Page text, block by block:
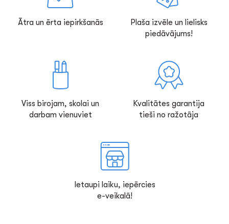
Ātra un ērta iepirkšanās
Plaša izvēle un lielisks
piedāvājums!
Viss birojam, skolai un
darbam vienuviet
Kvalitātes garantija
tieši no ražotāja
Ietaupi laiku, iepērcies
e-veikalā!